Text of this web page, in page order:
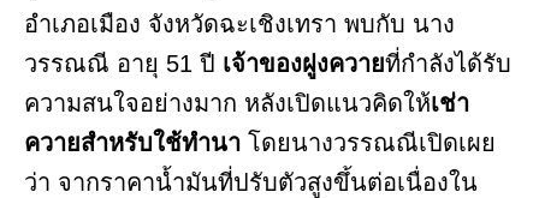
อำเภอเมือง จังหวัดฉะเชิงเทรา พบกับ นาง
วรรณณี อายุ 51 ปี เจ้าของฝูงควายที่กำลังได้รับ
ความสนใจอย่างมาก หลังเปิดแนวคิดให้เช่า
ควายสำหรับใช้ทำนา โดยนางวรรณณีเปิดเผย
ว่า จากราคาน้ำมันที่ปรับตัวสูงขึ้นต่อเนื่องใน